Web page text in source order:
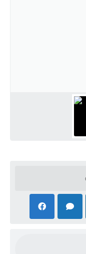
Associação dos
Vinhedo